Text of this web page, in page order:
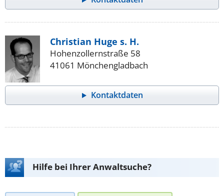
Christian Huge s. H.
Hohenzollernstraße 58
41061 Mönchengladbach
Kontaktdaten
Hilfe bei Ihrer Anwaltsuche?